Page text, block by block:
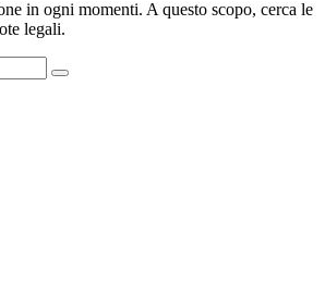
in ogni momenti. A questo scopo, cerca le
legali.